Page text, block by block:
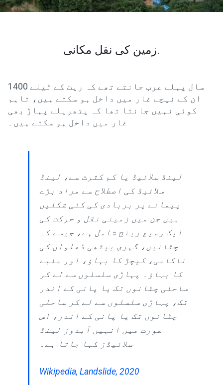
زمین کی نقل مکانی.
1400 سال پہلے عرب جانتے تھے کہ ریت کے ٹیلے
ان کے نیچے غار میں داخل ہو سکتے ہیں، تاہم
کوئی نہیں جانتا تھا کہ پتھریلے پہاڑ بھی
غار میں داخل ہو سکتے ہیں۔
لینڈ سلائیڈ یا کم کثرت سے، لینڈ
سلائیڈ کی اصطلاح سے مراد بڑے
پیمانے پر بربادی کی کئی شکلیں
ہیں جن میں زمینی نقل و حرکت کی
ایک وسیع رینج شامل ہے، جیسے کہ
چٹانیں، گہری بیٹھی ڈھلوان کی
ناکامی، کیچڑ کا بہاؤ، اور ملبے
کا بہاؤ۔ پہاڑی سلسلوں سے لے کر
ساحلی چٹانوں تک یا پانی کے اندر
تک، پہاڑی سلسلوں سے لے کر ساحلی
چٹانوں تک یا پانی کے اندر، اس
صورت میں انہیں آبدوز لینڈ
سلائیڈز کہا جاتا ہے۔
Wikipedia, Landslide, 2020